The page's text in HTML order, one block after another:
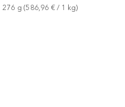
276 g (586,96 € / 1 kg)